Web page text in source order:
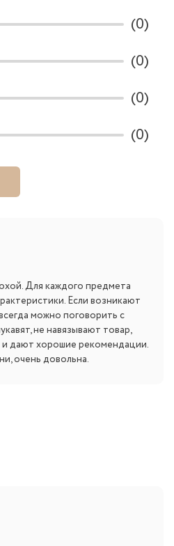
(0)
(0)
(0)
(0)
Для каждого предмета
Если возникают
можно поговорить с
не навязывают товар,
дают хорошие рекомендации.
очень довольна.